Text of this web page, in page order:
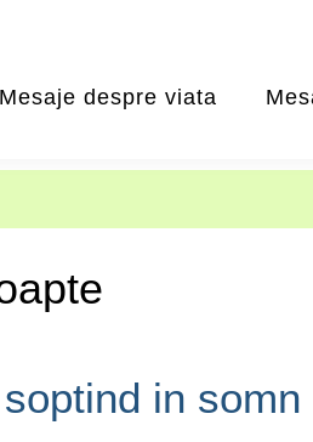
Mesaje despre viata
in somn